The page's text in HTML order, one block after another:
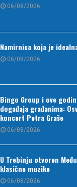
06/08/2026
Namirnica koja je
06/08/2026
Bingo Group i ove
događaja građanima:
koncert Petra Graše
06/08/2026
U Trebinju otvoren
klasične muzike
06/08/2026